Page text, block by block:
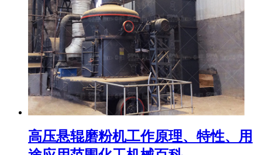
高压悬辊磨粉机工作原理、特性、用